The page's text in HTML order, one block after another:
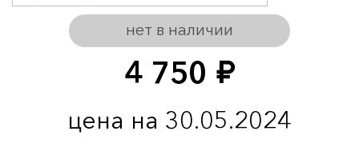
4 750 руб.
цена на 30.05.2024
нет в наличии